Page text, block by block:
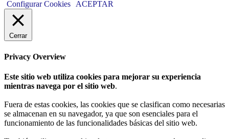
Configurar Cookies
ACEPTAR
Cerrar
Privacy Overview
Este sitio web utiliza cookies para mejorar su experiencia
mientras navega por el sitio web.
Fuera de estas cookies, las cookies que se clasifican como necesarias
se almacenan en su navegador, ya que son esenciales para el
funcionamiento de las funcionalidades básicas del sitio web.